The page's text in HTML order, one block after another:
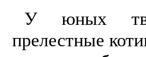
У юных
прелестные